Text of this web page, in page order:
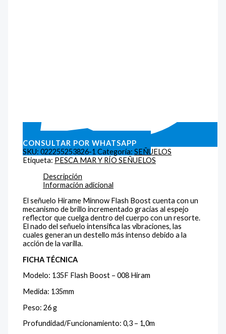
CONSULTAR POR WHATSAPP
SKU:022255253826-1 Categoría:SEÑUELOS
Etiqueta: PESCA MAR Y RÍO SEÑUELOS
Descripción
Información adicional
El señuelo Hirame Minnow Flash Boost cuenta con un
mecanismo de brillo incrementado gracias al espejo
reflector que cuelga dentro del cuerpo con un resorte.
El nado del señuelo intensifica las vibraciones, las
cuales generan un destello más intenso debido a la
acción de la varilla.
FICHA TÉCNICA
Modelo: 135F Flash Boost – 008 Hiram
Medida: 135mm
Peso: 26 g
Profundidad/Funcionamiento: 0,3 – 1,0m